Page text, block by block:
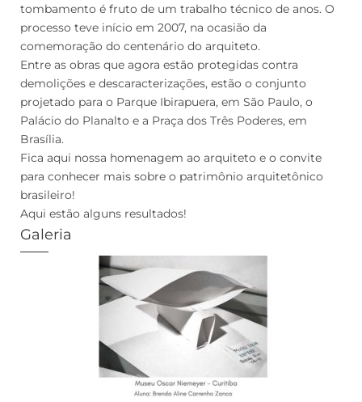
tombamento é fruto de um trabalho técnico de anos. O
processo teve início em 2007, na ocasião da
comemoração do centenário do arquiteto.
Entre as obras que agora estão protegidas contra
demolições e descaracterizações, estão o conjunto
projetado para o Parque Ibirapuera, em São Paulo, o
Palácio do Planalto e a Praça dos Três Poderes, em
Brasília.
Fica aqui nossa homenagem ao arquiteto e o convite
para conhecer mais sobre o patrimônio arquitetônico
brasileiro!
Aqui estão alguns resultados!
Galeria